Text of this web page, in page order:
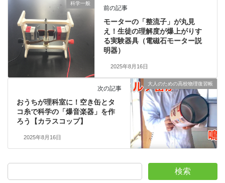
科学一般
前の記事
モーターの「整流子」が丸見
え！生徒の理解度が爆上がりす
る実験器具（電磁石モーター説
明器）
2025年8月16日
大人のための高校物理復習帳
次の記事
おうちが理科室に！空き缶とタ
コ糸で科学の「爆音楽器」を作
ろう【カラスコップ】
2025年8月16日
検索